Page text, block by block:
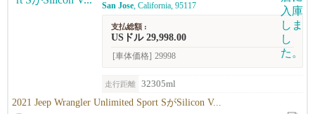
San Jose, California, 95117
支払総額 :
USドル 29,998.00
[車体価格] 29998
走行距離 32305ml
2021 Jeep Wrangler Unlimited Sport SがSilicon V...